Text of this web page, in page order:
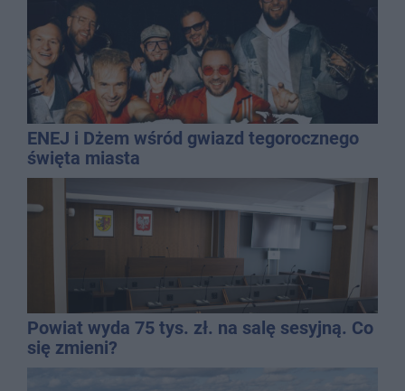
ENEJ i Dżem wśród gwiazd tegorocznego
święta miasta
Powiat wyda 75 tys. zł. na salę sesyjną. Co
się zmieni?